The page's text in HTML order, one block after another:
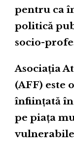
pentru ca
politică
socio-
Asociația
(AFF) este
înființată
pe piața